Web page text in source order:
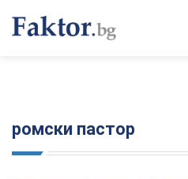
ромски пастор